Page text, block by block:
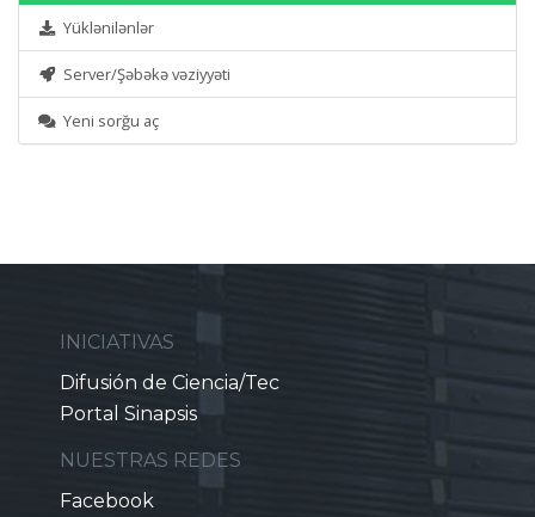
Yüklənilənlər
Server/Şəbəkə vəziyyəti
Yeni sorğu aç
INICIATIVAS
Difusión de Ciencia/Tec
Portal Sinapsis
NUESTRAS REDES
Facebook